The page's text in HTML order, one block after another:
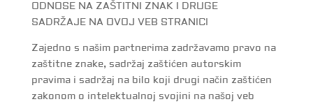
ODNOSE NA ZAŠTITNI ZNAK I DRUGE
SADRŽAJE NA OVOJ VEB STRANICI
Zajedno s našim partnerima zadržavamo pravo na
zaštitne znake, sadržaj zaštićen autorskim
pravima i sadržaj na bilo koji drugi način zaštićen
zakonom o intelektualnoj svojini na našoj veb